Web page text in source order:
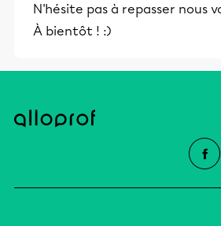
éducative.
N'hésite pas à repasser nous
À bientôt ! :)